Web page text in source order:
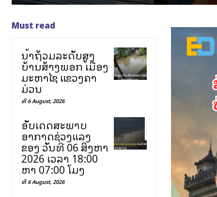
Must read
ນ້ຳຖ້ວມລະດັບສູງ
ບ້ານສ້າງພອກ ເມືອງ
ມະຫາໄຊ ແຂວງຄຳ
ມ່ວນ
ທີ 6 August, 2026
ອັບເດດສະພາບ
ອາກາດຊ່ວງແລງ
ຂອງ ວັນທີ 06 ສິງຫາ
2026 ເວລາ 18:00
ຫາ 07:00 ໂມງ
ທີ 6 August, 2026